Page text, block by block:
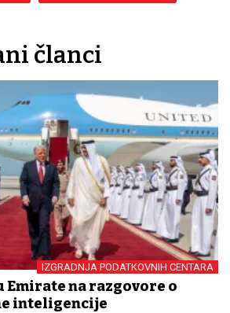
članci
IZGRADNJA PODATKOVNIH CENTARA
na razgovore o
inteligencije